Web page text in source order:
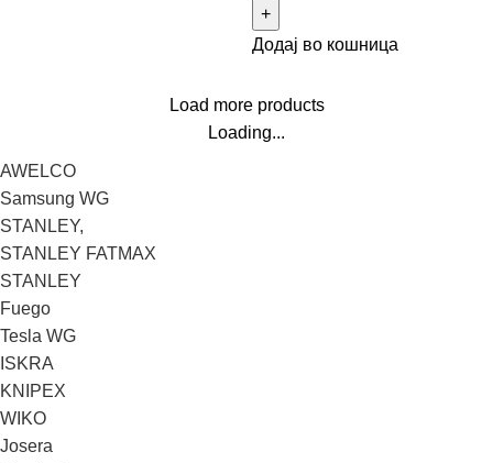
Додај во кошница
Load more products
Loading...
AWELCO
Samsung WG
STANLEY,
STANLEY FATMAX
STANLEY
Fuego
Tesla WG
ISKRA
KNIPEX
WIKO
Josera